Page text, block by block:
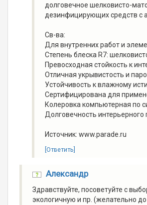
долговечное шелковисто-
дезинфицирующих средств с
Св-ва:
Для внутренних работ и
Степень блеска R7:
Превосходная стойкость к
Отличная укрывистость и
Устойчивость к влажному
Сертифицирована для
Колеровка компьютерная по
Долговечность интерьерного
Источник: www.parade.ru
[Ответить]
Александр
Здравствуйте, посоветуйте с
экологичную и пр. (желательно